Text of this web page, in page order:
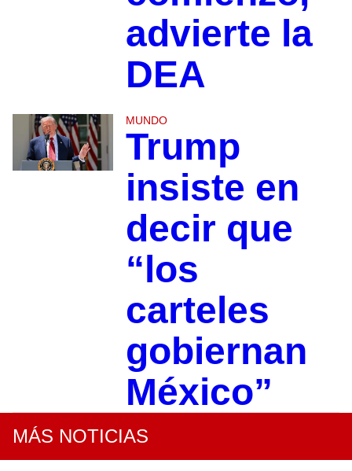
advierte la
DEA
MUNDO
Trump
insiste en
decir que
“los
carteles
gobiernan
México”
MÁS NOTICIAS